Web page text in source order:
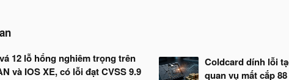
12 lỗ hổng nghiêm trọng trên
và IOS XE, có lỗi đạt CVSS 9.9
Coldcard dính lỗi
quan vụ mất cắp